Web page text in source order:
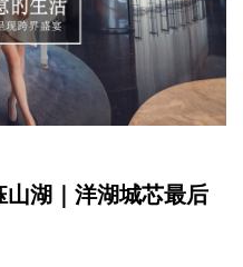
湖｜洋湖城芯最后